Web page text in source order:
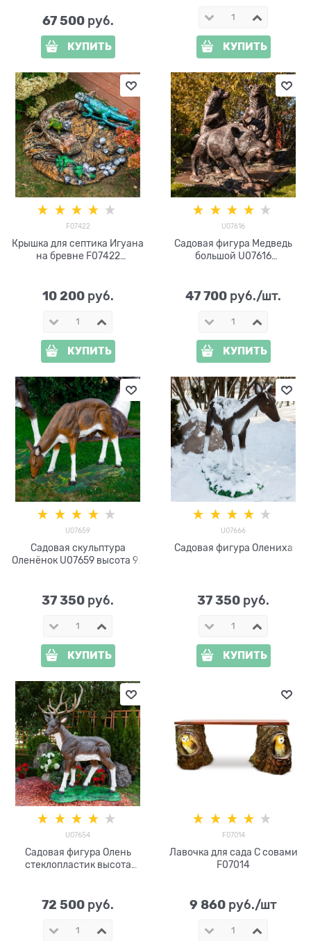
67 500 руб.
КУПИТЬ КУПИТЬ
F07422
Крышка для септика Игуана
на бревне F07422
10 200 руб.
КУПИТЬ
U07616
Садовая фигура Медведь
большой U07616
47 700 руб./шт.
КУПИТЬ
U07659
Садовая скульптура
Оленёнок U07659 высота 95
37 350 руб.
КУПИТЬ
U07666
Садовая фигура Олениха
37 350 руб.
КУПИТЬ
U07654
Садовая фигура Олень
стеклопластик высота
72 500 руб.
F07014
Лавочка для сада С совами
F07014
9 860 руб./шт